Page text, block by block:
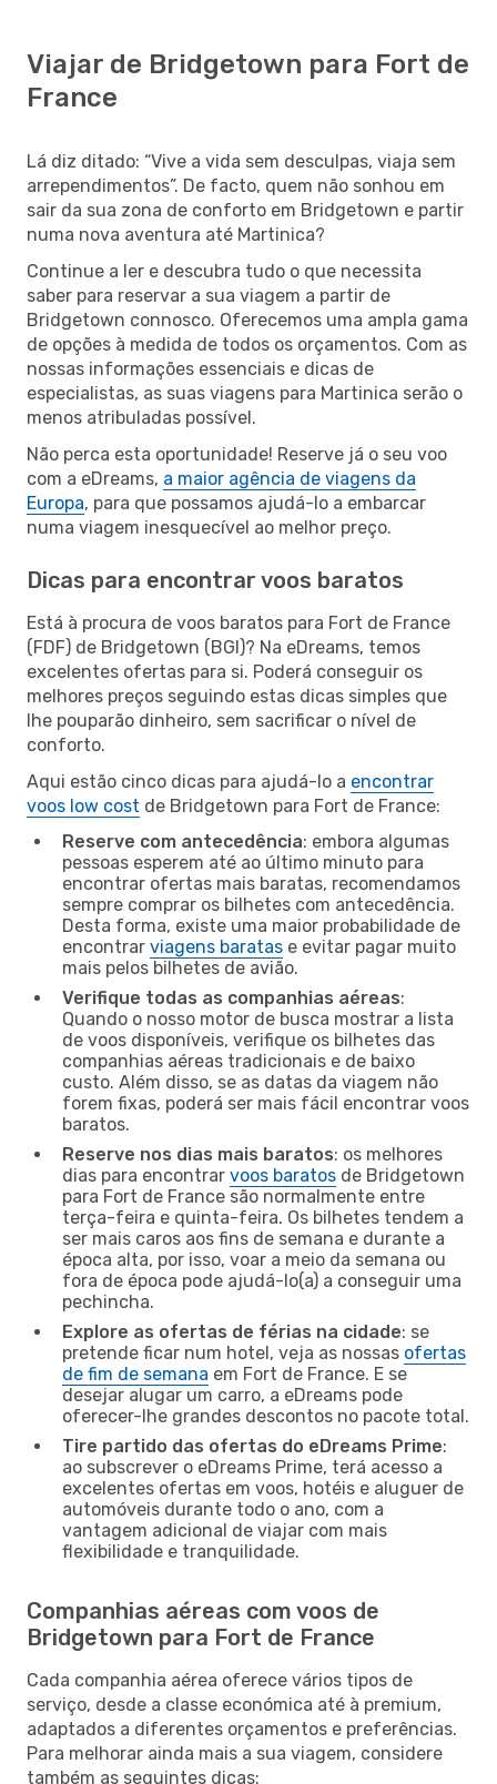
Viajar de Bridgetown para Fort de
France
Lá diz ditado: “Vive a vida sem desculpas, viaja sem
arrependimentos”. De facto, quem não sonhou em
sair da sua zona de conforto em Bridgetown e partir
numa nova aventura até Martinica?
Continue a ler e descubra tudo o que necessita
saber para reservar a sua viagem a partir de
Bridgetown connosco. Oferecemos uma ampla gama
de opções à medida de todos os orçamentos. Com as
nossas informações essenciais e dicas de
especialistas, as suas viagens para Martinica serão o
menos atribuladas possível.
Não perca esta oportunidade! Reserve já o seu voo
com a eDreams, a maior agência de viagens da
Europa, para que possamos ajudá-lo a embarcar
numa viagem inesquecível ao melhor preço.
Dicas para encontrar voos baratos
Está à procura de voos baratos para Fort de France
(FDF) de Bridgetown (BGI)? Na eDreams, temos
excelentes ofertas para si. Poderá conseguir os
melhores preços seguindo estas dicas simples que
lhe pouparão dinheiro, sem sacrificar o nível de
conforto.
Aqui estão cinco dicas para ajudá-lo a encontrar
voos low cost de Bridgetown para Fort de France:
Reserve com antecedência: embora algumas
pessoas esperem até ao último minuto para
encontrar ofertas mais baratas, recomendamos
sempre comprar os bilhetes com antecedência.
Desta forma, existe uma maior probabilidade de
encontrar viagens baratas e evitar pagar muito
mais pelos bilhetes de avião.
Verifique todas as companhias aéreas:
Quando o nosso motor de busca mostrar a lista
de voos disponíveis, verifique os bilhetes das
companhias aéreas tradicionais e de baixo
custo. Além disso, se as datas da viagem não
forem fixas, poderá ser mais fácil encontrar voos
baratos.
Reserve nos dias mais baratos: os melhores
dias para encontrar voos baratos de Bridgetown
para Fort de France são normalmente entre
terça-feira e quinta-feira. Os bilhetes tendem a
ser mais caros aos fins de semana e durante a
época alta, por isso, voar a meio da semana ou
fora de época pode ajudá-lo(a) a conseguir uma
pechincha.
Explore as ofertas de férias na cidade: se
pretende ficar num hotel, veja as nossas ofertas
de fim de semana em Fort de France. E se
desejar alugar um carro, a eDreams pode
oferecer-lhe grandes descontos no pacote total.
Tire partido das ofertas do eDreams Prime:
ao subscrever o eDreams Prime, terá acesso a
excelentes ofertas em voos, hotéis e aluguer de
automóveis durante todo o ano, com a
vantagem adicional de viajar com mais
flexibilidade e tranquilidade.
Companhias aéreas com voos de
Bridgetown para Fort de France
Cada companhia aérea oferece vários tipos de
serviço, desde a classe económica até à premium,
adaptados a diferentes orçamentos e preferências.
Para melhorar ainda mais a sua viagem, considere
também as seguintes dicas: